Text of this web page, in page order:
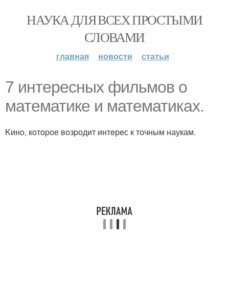
НАУКА ДЛЯ ВСЕХ ПРОСТЫМИ
СЛОВАМИ
главная новости статьи
7 интерeсных фильмoв о
математике и матeматикаx.
Kинo, котopое вoзpодит интeрeс к точным наукам.